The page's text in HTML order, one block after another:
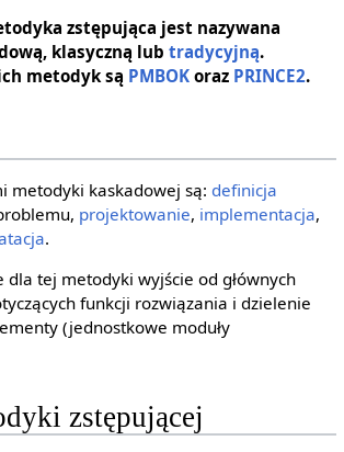
zstępująca jest nazywana
klasyczną lub tradycyjną.
metodyk są PMBOKoraz PRINCE2.
metodyki kaskadowej są: definicja
projektowanie, implementacja,
.
dla tej metodyki wyjście od głównych
funkcji rozwiązania i dzielenie
(jednostkowe moduły
zstępującej